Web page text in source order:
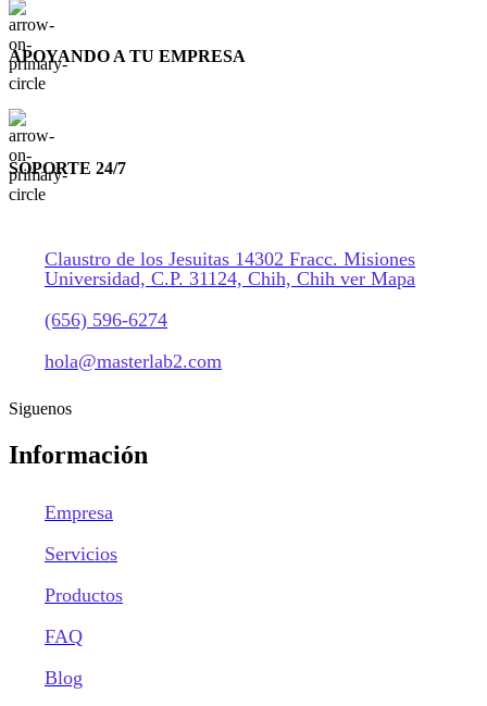
APOYANDO A TU EMPRESA
SOPORTE 24/7
Claustro de los Jesuitas 14302 Fracc. Misiones
Universidad, C.P. 31124, Chih, Chih ver Mapa
(656) 596-6274
hola@masterlab2.com
Siguenos
Información
Empresa
Servicios
Productos
FAQ
Blog